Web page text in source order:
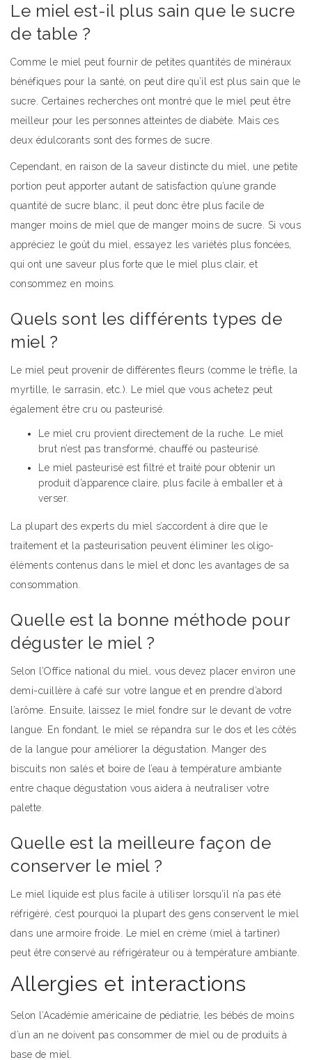
Le miel est-il plus sain que le sucre
de table ?
Comme le miel peut fournir de petites quantités de minéraux
bénéfiques pour la santé, on peut dire qu’il est plus sain que le
sucre. Certaines recherches ont montré que le miel peut être
meilleur pour les personnes atteintes de diabète. Mais ces
deux édulcorants sont des formes de sucre.
Cependant, en raison de la saveur distincte du miel, une petite
portion peut apporter autant de satisfaction qu’une grande
quantité de sucre blanc, il peut donc être plus facile de
manger moins de miel que de manger moins de sucre. Si vous
appréciez le goût du miel, essayez les variétés plus foncées,
qui ont une saveur plus forte que le miel plus clair, et
consommez en moins.
Quels sont les différents types de
miel ?
Le miel peut provenir de différentes fleurs (comme le trèfle, la
myrtille, le sarrasin, etc.). Le miel que vous achetez peut
également être cru ou pasteurisé.
Le miel cru provient directement de la ruche. Le miel
brut n’est pas transformé, chauffé ou pasteurisé.
Le miel pasteurisé est filtré et traité pour obtenir un
produit d’apparence claire, plus facile à emballer et à
verser.
La plupart des experts du miel s’accordent à dire que le
traitement et la pasteurisation peuvent éliminer les oligo-
éléments contenus dans le miel et donc les avantages de sa
consommation.
Quelle est la bonne méthode pour
déguster le miel ?
Selon l’Office national du miel, vous devez placer environ une
demi-cuillère à café sur votre langue et en prendre d’abord
l’arôme. Ensuite, laissez le miel fondre sur le devant de votre
langue. En fondant, le miel se répandra sur le dos et les côtés
de la langue pour améliorer la dégustation. Manger des
biscuits non salés et boire de l’eau à température ambiante
entre chaque dégustation vous aidera à neutraliser votre
palette.
Quelle est la meilleure façon de
conserver le miel ?
Le miel liquide est plus facile à utiliser lorsqu’il n’a pas été
réfrigéré, c’est pourquoi la plupart des gens conservent le miel
dans une armoire froide. Le miel en crème (miel à tartiner)
peut être conservé au réfrigérateur ou à température ambiante.
Allergies et interactions
Selon l’Académie américaine de pédiatrie, les bébés de moins
d’un an ne doivent pas consommer de miel ou de produits à
base de miel.